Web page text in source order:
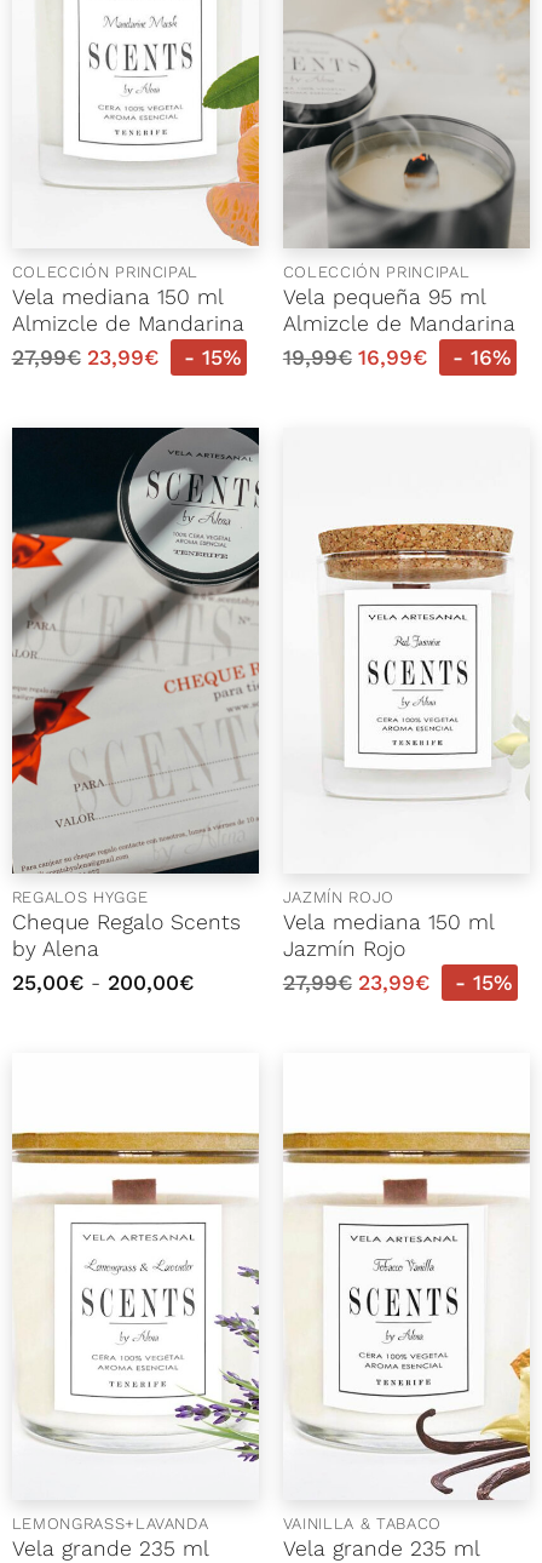
COLECCIÓN PRINCIPAL
Vela mediana 150 ml
Almizcle de Mandarina
27,99€ 23,99€ - 15%
COLECCIÓN PRINCIPAL
Vela pequeña 95 ml
Almizcle de Mandarina
19,99€ 16,99€ - 16%
REGALOS HYGGE
Cheque Regalo Scents
by Alena
25,00€ - 200,00€Rango
JAZMÍN ROJO
Vela mediana 150 ml
Jazmín Rojo
27,99€ 23,99€ - 15%
LEMONGRASS+LAVANDA
Vela grande 235 ml
VAINILLA & TABACO
Vela grande 235 ml